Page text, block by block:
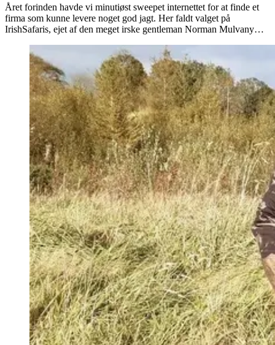
Året forinden havde vi minutiøst sweepet internettet for at finde et
firma som kunne levere noget god jagt. Her faldt valget på
IrishSafaris, ejet af den meget irske gentleman Norman Mulvany…